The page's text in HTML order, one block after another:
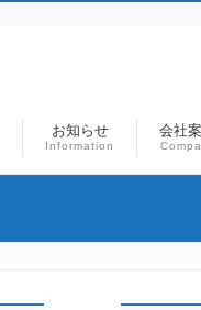
お知らせ
Information
会社